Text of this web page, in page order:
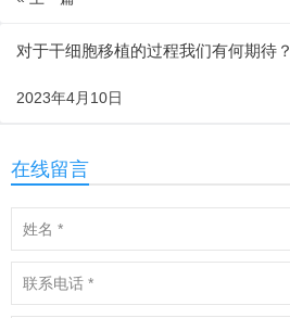
对于干细胞移植的过程我们有何期待？
2023年4月10日
在线留言